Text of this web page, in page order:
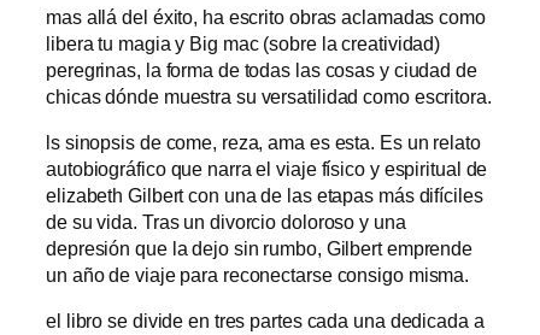
mas allá del éxito, ha escrito obras aclamadas como
libera tu magia y Big mac (sobre la creatividad)
peregrinas, la forma de todas las cosas y ciudad de
chicas dónde muestra su versatilidad como escritora.
ls sinopsis de come, reza, ama es esta. Es un relato
autobiográfico que narra el viaje físico y espiritual de
elizabeth Gilbert con una de las etapas más difíciles
de su vida. Tras un divorcio doloroso y una
depresión que la dejo sin rumbo, Gilbert emprende
un año de viaje para reconectarse consigo misma.
el libro se divide en tres partes cada una dedicada a